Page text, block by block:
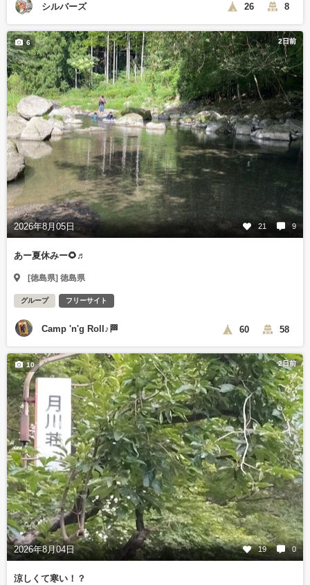
シルバーズ 26 8
2日前
2026年8月05日 21 9
6
あー夏休みー🌻♬
[徳島県] 徳島県
グループ フリーサイト
Camp 'n'g Roll♪🏁 60 58
2日前
2026年8月04日 19 0
10
涼しくて寒い！？